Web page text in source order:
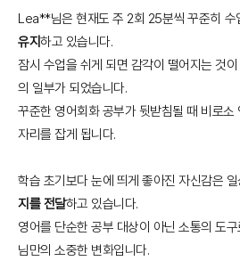
Lea**님은 현재도 주 2회 25분씩 꾸준히 수
유지하고 있습니다.
잠시 수업을 쉬게 되면 감각이 떨어지는 것
의 일부가 되었습니다.
꾸준한 영어회화 공부가 뒷받침될 때 비로
자리를 잡게 됩니다.
학습 초기보다 눈에 띄게 좋아진 자신감은 일
지를 전달하고 있습니다.
영어를 단순한 공부 대상이 아닌 소통의 도
님만의 소중한 변화입니다.